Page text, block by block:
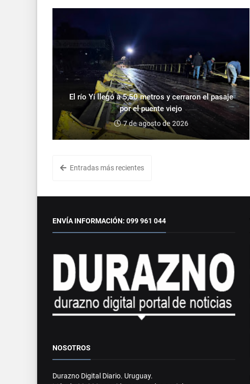
El río Yí llegó a 5,50 metros y cerraron el pasaje
por el puente viejo
7 de agosto de 2026
Entradas más recientes
ENVÍA INFORMACIÓN: 099 961 044
NOSOTROS
Durazno Digital Diario. Uruguay.